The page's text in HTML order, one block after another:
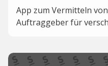
App zum Vermitteln
Auftraggeber für